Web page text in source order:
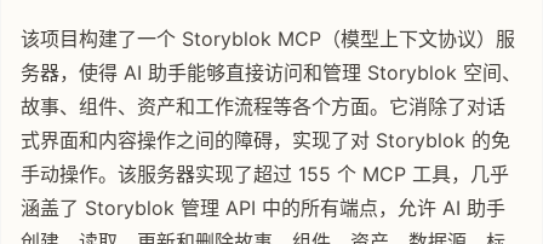
该项目构建了一个 Storyblok MCP（模型上下文协议）服
务器，使得 AI 助手能够直接访问和管理 Storyblok 空间、
故事、组件、资产和工作流程等各个方面。它消除了对话
式界面和内容操作之间的障碍，实现了对 Storyblok 的免
手动操作。该服务器实现了超过 155 个 MCP 工具，几乎
涵盖了 Storyblok 管理 API 中的所有端点，允许 AI 助手